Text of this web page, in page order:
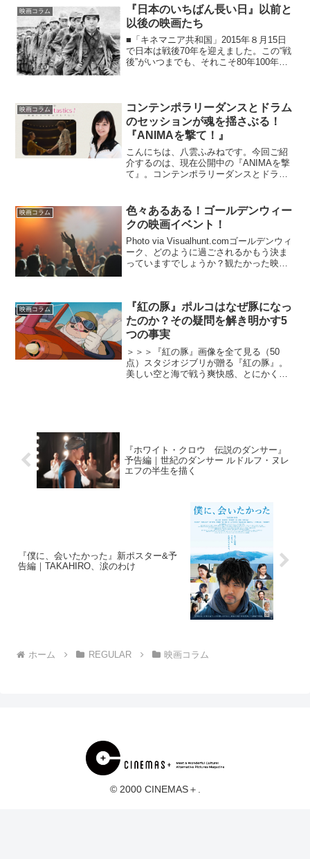
愛し、ホラー畑のクリエイターな...
映画コラム
『日本のいちばん長い日』以前と
以後の映画たち
■「キネマニア共和国」2015年８月15日
で日本は戦後70年を迎えました。この“戦
後”がいつまでも、それこそ80年100年
です。...
映画コラム
コンテンポラリーダンスとドラム
のセッションが魂を揺さぶる！
『ANIMAを撃て！』
こんにちは、八雲ふみねです。今回ご紹
介するのは、現在公開中の『ANIMAを撃
て』。コンテンポラリーダンスとドラム
Fantastics！ ～映画にまつわるアレコ
レ...
映画コラム
色々あるある！ゴールデンウィー
クの映画イベント！
Photo via Visualhunt.comゴールデンウィ
ーク、どのように過ごされるかもう決ま
っていますでしょうか？観たかった映画
映画コラム
『紅の豚』ポルコはなぜ豚になっ
たのか？その疑問を解き明かす5
つの事実
＞＞＞『紅の豚』画像を全て見る（50
点）スタジオジブリが贈る『紅の豚』。
美しい空と海で戦う爽快感、とにかくカ
『ホワイト・クロウ 伝説のダンサー』
予告編｜世紀のダンサー ルドルフ・ヌレ
エフの半生を描く
『僕に、会いたかった』新ポスター&予
告編｜TAKAHIRO、涙のわけ
ホーム REGULAR 映画コラム
© 2000 CINEMAS＋.